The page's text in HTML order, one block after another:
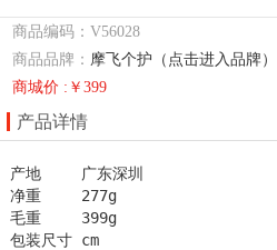
商品编码：V56028
商品品牌： 摩飞个护（点击进入品牌）
商城价 :￥399
产品详情
产地	广东深圳
净重	277g
毛重	399g
包装尺寸	cm